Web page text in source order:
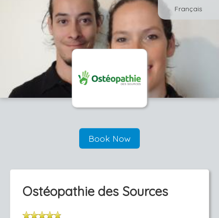
Français
Book Now
Ostéopathie des Sources